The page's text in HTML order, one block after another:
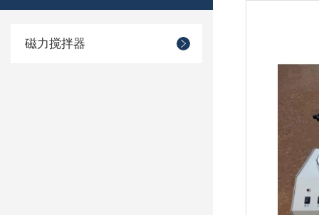
磁力搅拌器